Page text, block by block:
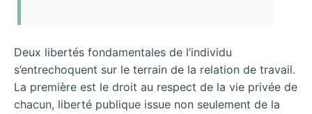
Deux libertés fondamentales de l’individu
s’entrechoquent sur le terrain de la relation de travail.
La première est le droit au respect de la vie privée de
chacun, liberté publique issue non seulement de la